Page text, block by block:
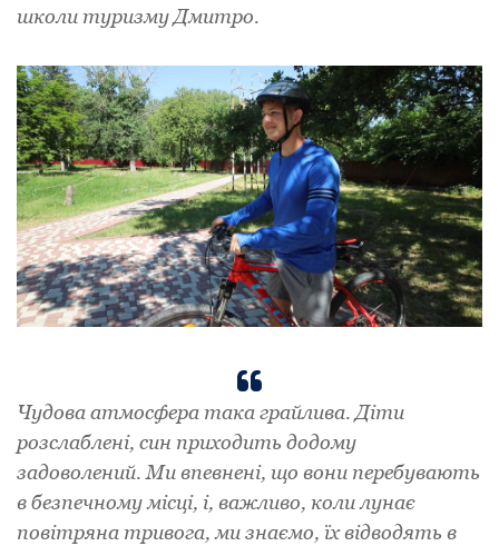
школи туризму Дмитро.
Чудова атмосфера така грайлива. Діти
розслаблені, син приходить додому
задоволений. Ми впевнені, що вони перебувають
в безпечному місці, і, важливо, коли лунає
повітряна тривога, ми знаємо, їх відводять в